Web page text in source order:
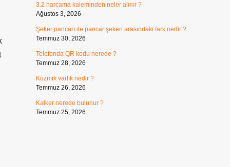
3.2 harcama kaleminden neler alınır ?
Ağustos 3, 2026
Şeker pancarı ile pancar şekeri arasındaki fark nedir ?
Temmuz 30, 2026
Telefonda QR kodu nerede ?
Temmuz 28, 2026
Kozmik varlık nedir ?
Temmuz 26, 2026
Kalker nerede bulunur ?
Temmuz 25, 2026